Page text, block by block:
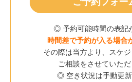
◎ 予約可能時間の表記
時間差で予約が入る場合
その際は当方より、スケ
ご相談をさせていただ
◎ 空き状況は手動更新